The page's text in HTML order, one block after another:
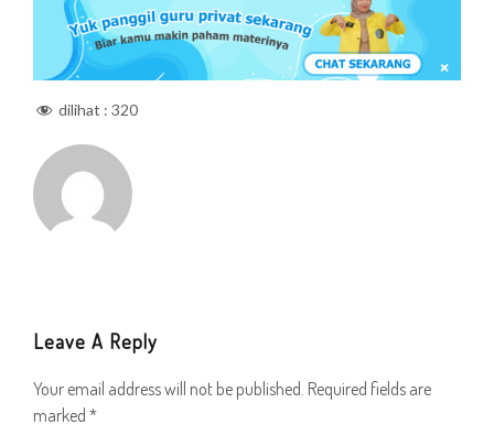
dilihat : 320
Leave A Reply
Your email address will not be published. Required fields are
marked *